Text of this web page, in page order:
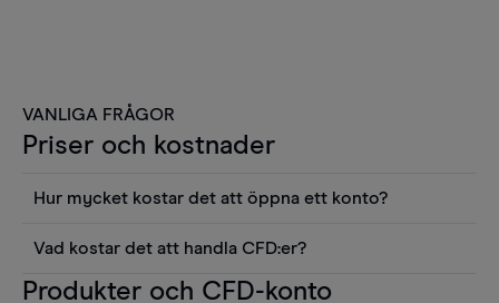
VANLIGA FRÅGOR
Priser och kostnader
Hur mycket kostar det att öppna ett konto?
använda sådana verktyg som diagram, Reuters
Vad kostar det att handla CFD:er?
Det är en rad kostnader att tänka på när man
Produkter och CFD-konto